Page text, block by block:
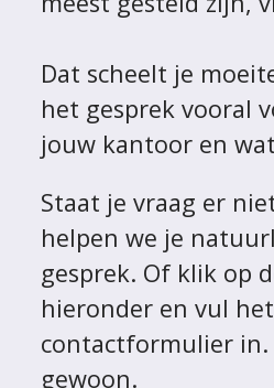
Dat scheelt je
het gesprek vooral
jouw kantoor en
Staat je vraag er
helpen we je
gesprek. Of klik op
hieronder en vul het
contactformulier in.
gewoon.